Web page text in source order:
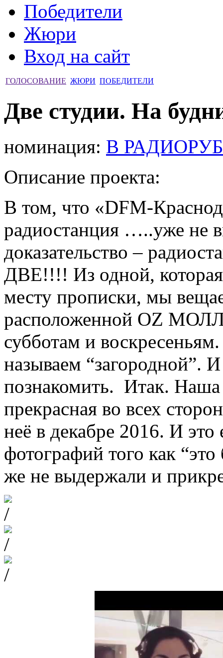
Победители
Жюри
Вход на сайт
ГОЛОСОВАНИЕ ЖЮРИ ПОБЕДИТЕЛИ
Две студии. На
номинация: В
Описание проекта:
В том, что «DFM-
радиостанция …..уже не
доказательство –
ДВЕ!!!! Из одной,
месту прописки, мы
расположенной OZ
субботам и
называем “загородной”.
познакомить. Итак. Наша
прекрасная во всех
неё в декабре 2016. И
фотографий того как
же не выдержали и